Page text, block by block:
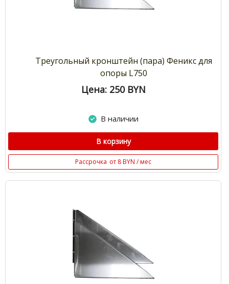
Треугольный кронштейн (пара) Феникс для
опоры L750
Цена: 250 BYN
В наличии
В корзину
Рассрочка от 8 BYN / мес